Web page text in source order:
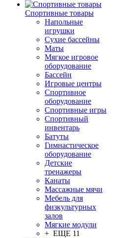
Спортивные товары
Напольные
игрушки
Сухие бассейны
Маты
Мягкое игровое
оборудование
Бассейн
Игровые центры
Спортивное
оборудование
Спортивные игры
Спортивный
инвентарь
Батуты
Гимнастическое
оборудование
Детские
тренажеры
Канаты
Массажные мячи
Мебель для
физкультурных
залов
Мягкие модули
+ ЕЩЕ 11